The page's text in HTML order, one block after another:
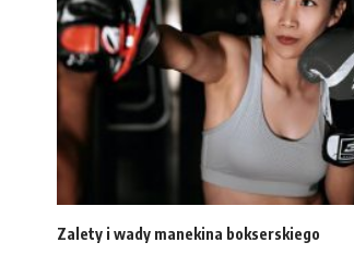
Zalety i wady manekina bokserskiego